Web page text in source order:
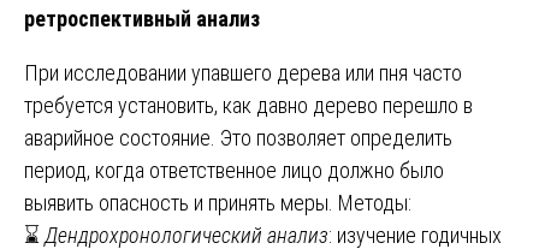
ретроспективный анализ
При исследовании упавшего дерева или пня часто
требуется установить, как давно дерево перешло в
аварийное состояние. Это позволяет определить
период, когда ответственное лицо должно было
выявить опасность и принять меры. Методы:
⌛ Дендрохронологический анализ: изучение годичных